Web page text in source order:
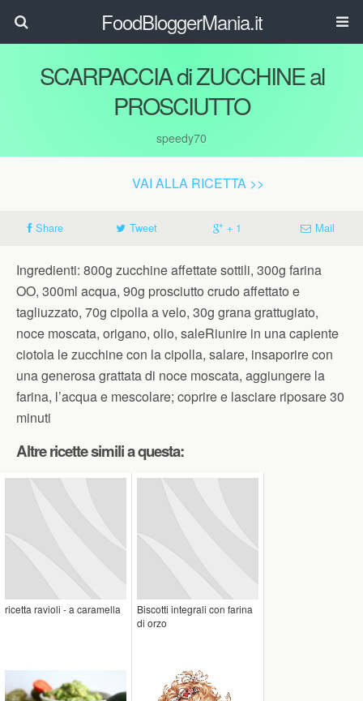
FoodBloggerMania.it
SCARPACCIA di ZUCCHINE al
PROSCIUTTO
speedy70
VAI ALLA RICETTA >>
Share Tweet + 1 Mail
Ingredienti: 800g zucchine affettate sottili, 300g farina
OO, 300ml acqua, 90g prosciutto crudo affettato e
tagliuzzato, 70g cipolla a velo, 30g grana grattugiato,
noce moscata, origano, olio, saleRiunire in una capiente
ciotola le zucchine con la cipolla, salare, insaporire con
una generosa grattata di noce moscata, aggiungere la
farina, l’acqua e mescolare; coprire e lasciare riposare 30
minuti
Altre ricette simili a questa:
ricetta ravioli - a caramella
Biscotti integrali con farina
di orzo